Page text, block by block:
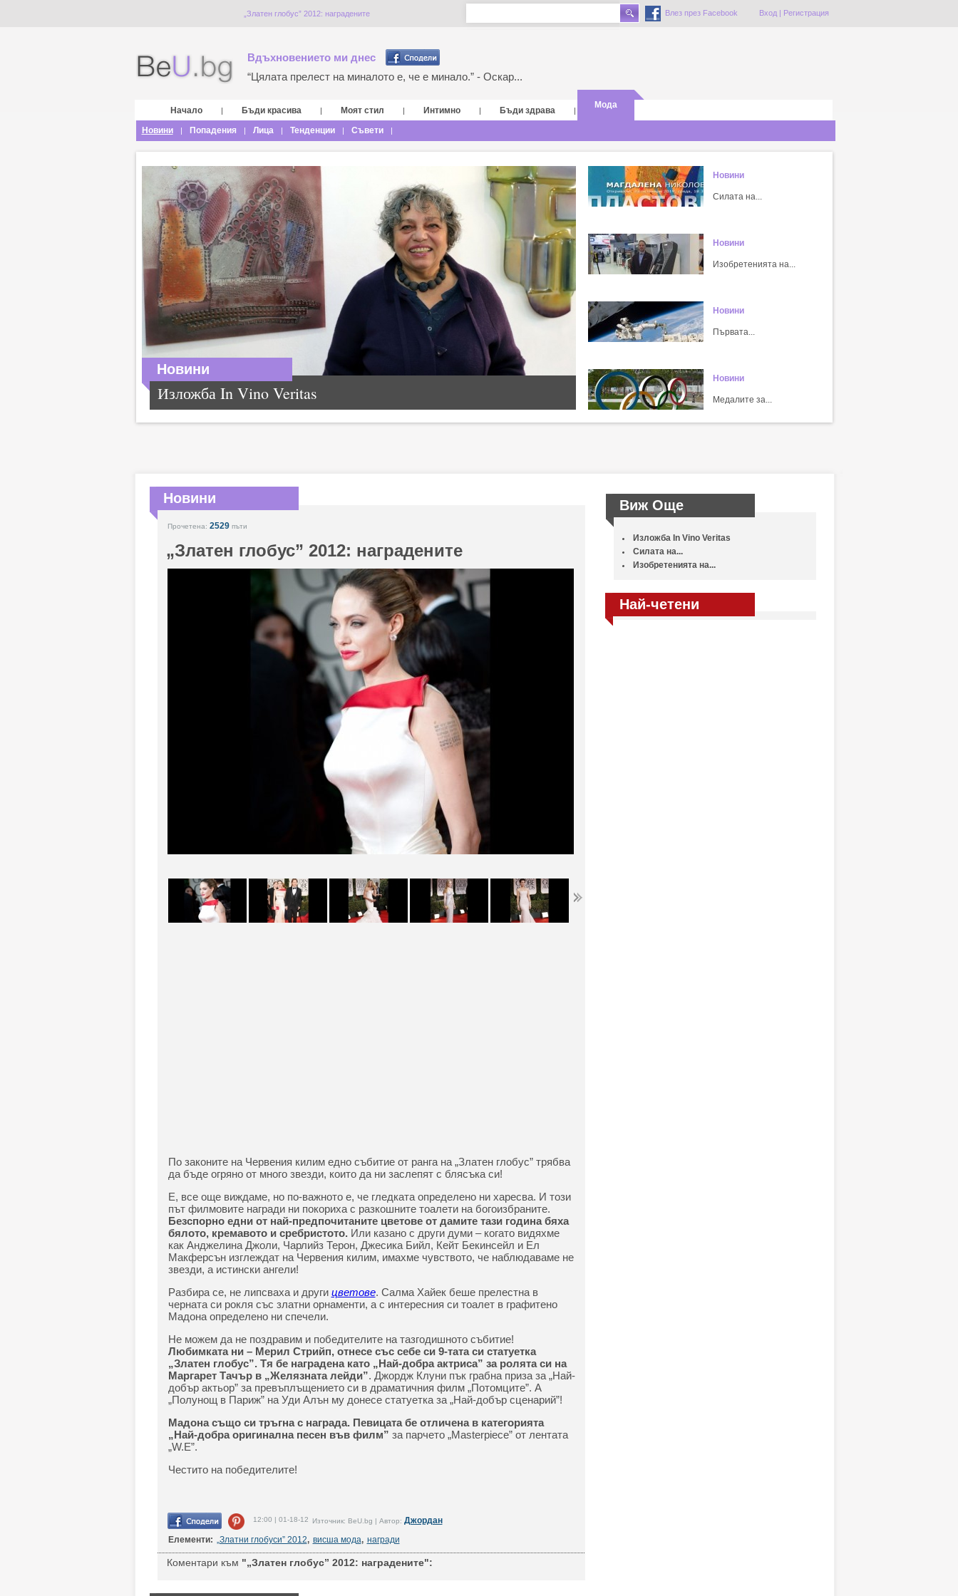
„Златен глобус” 2012: наградените Влез през Facebook Вход| Регистрация
Вдъхновението ми днес
“Цялата прелест на миналото е, че е минало.” - Оскар...
Начало | Бъди красива | Моят стил | Интимно | Бъди здрава |
Мода
Новини | Попадения | Лица | Тенденции | Съвети |
Новини
Изложба In Vino Veritas
Новини
Силата на...
Новини
Изобретенията на...
Новини
Първата...
Новини
Медалите за...
Новини
Прочетена: 2529пъти
„Златен глобус” 2012: наградените
По законите на Червения килим едно събитие от ранга на „Златен глобус” трябва
да бъде огряно от много звезди, които да ни заслепят с блясъка си!
Е, все още виждаме, но по-важното е, че гледката определено ни харесва. И този
път филмовите награди ни покориха с разкошните тоалети на богоизбраните.
Безспорно едни от най-предпочитаните цветове от дамите тази година бяха
бялото, кремавото и сребристото. Или казано с други думи – когато видяхме
как Анджелина Джоли, Чарлийз Терон, Джесика Бийл, Кейт Бекинсейл и Ел
Макферсън изглеждат на Червения килим, имахме чувството, че наблюдаваме не
звезди, а истински ангели!
Разбира се, не липсваха и други цветове. Салма Хайек беше прелестна в
черната си рокля със златни орнаменти, а с интересния си тоалет в графитено
Мадона определено ни спечели.
Не можем да не поздравим и победителите на тазгодишното събитие!
Любимката ни – Мерил Стрийп, отнесе със себе си 9-тата си статуетка
„Златен глобус”. Тя бе наградена като „Най-добра актриса” за ролята си на
Маргарет Тачър в „Желязната лейди”. Джордж Клуни пък грабна приза за „Най-
добър актьор” за превъплъщението си в драматичния филм „Потомците”. А
„Полунощ в Париж” на Уди Алън му донесе статуетка за „Най-добър сценарий”!
Мадона също си тръгна с награда. Певицата бе отличена в категорията
„Най-добра оригинална песен във филм” за парчето „Masterpiece” от лентата
„W.E”.
Честито на победителите!
12:00 | 01-18-12 Източник: BeU.bg | Автор: Джордан
Елементи: „Златни глобуси” 2012, висша мода, награди
Коментари към "„Златен глобус” 2012: наградените":
Виж Още
Изложба In Vino Veritas
Силата на...
Изобретенията на...
Най-четени